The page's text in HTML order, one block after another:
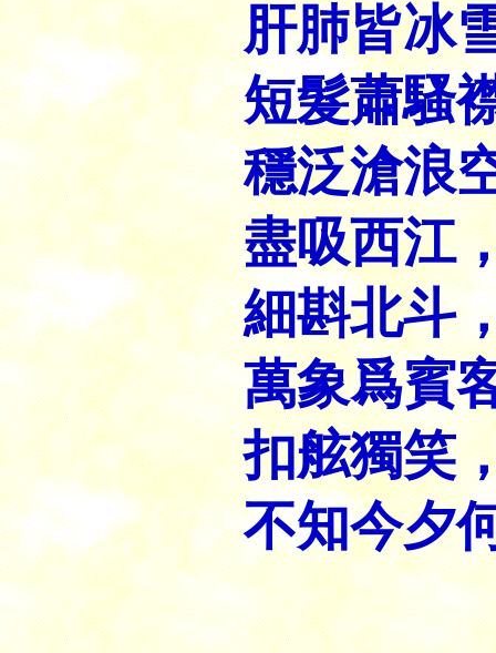
肝肺皆冰
短髮蕭騷
穩泛滄浪
盡吸西江
細斟北斗
萬象爲賓
扣舷獨笑
不知今夕